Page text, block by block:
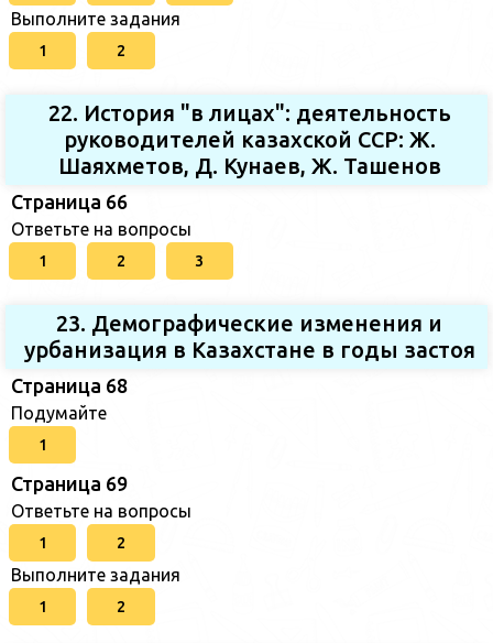
Выполните задания
1 2
22. История "в лицах": деятельность
руководителей казахской ССР: Ж.
Шаяхметов, Д. Кунаев, Ж. Ташенов
Страница 66
Ответьте на вопросы
1 2 3
23. Демографические изменения и
урбанизация в Казахстане в годы застоя
Страница 68
Подумайте
1
Страница 69
Ответьте на вопросы
1 2
Выполните задания
1 2